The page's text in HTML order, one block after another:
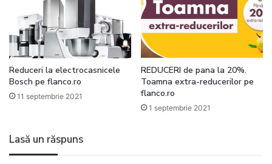
Reduceri la electrocasnicele
Bosch pe flanco.ro
11 septembrie 2021
REDUCERI de pana la 20%.
Toamna extra-reducerilor pe
flanco.ro
1 septembrie 2021
Lasă un răspuns